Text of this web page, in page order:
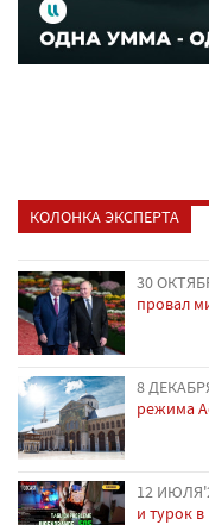
КОЛОНКА ЭКСПЕРТА
30
провал
8
режима
12
и турок в